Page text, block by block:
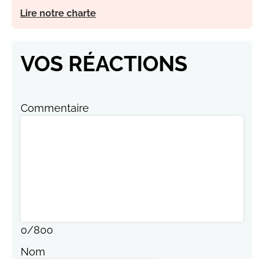
Lire notre charte
VOS RÉACTIONS
Commentaire
0/800
Nom